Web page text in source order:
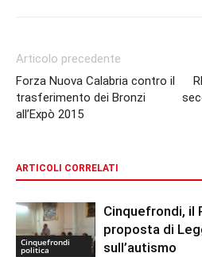
Articolo precedente
Forza Nuova Calabria contro il
trasferimento dei Bronzi
all’Expò 2015
ARTICOLI CORRELATI
Cinquefrondi
politica
Cinquefrondi, il
proposta di
sull’autismo